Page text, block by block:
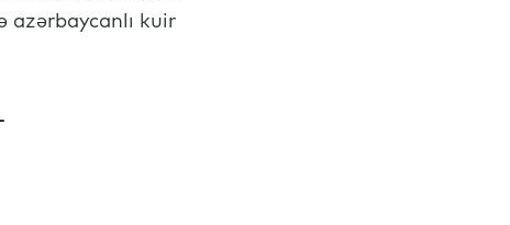
azərbaycanlı kuir